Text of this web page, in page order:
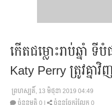
កើតជម្លោះរាប់ឆ្នាំ
Katy Perry ត្រូវគ្ន
ព្រហស្បតិ៍, 13 មិថុនា 2019 04:49
ចំនួនមតិ 0 ចំនួនចែករំលែក 0